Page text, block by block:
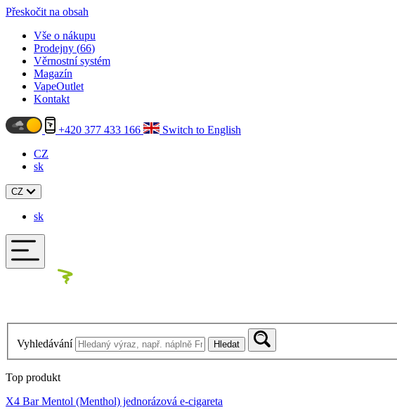
Přeskočit na obsah
Vše o nákupu
Prodejny (66)
Věrnostní systém
Magazín
VapeOutlet
Kontakt
+420 377 433 166
Switch to English
CZ
sk
CZ
sk
Vyhledávání Hledat
Top produkt
X4 Bar Mentol (Menthol) jednorázová e-cigareta